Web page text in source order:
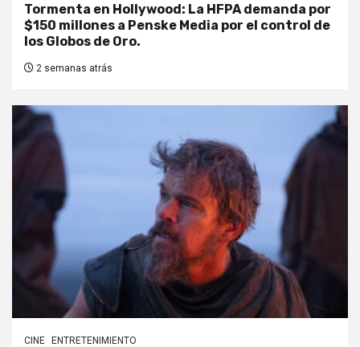
Tormenta en Hollywood: La HFPA demanda por
$150 millones a Penske Media por el control de
los Globos de Oro.
2 semanas atrás
CINE ENTRETENIMIENTO